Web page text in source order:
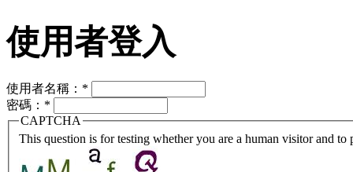
使用者登入
使用者名稱： *
密碼： *
CAPTCHA
This question is for testing whether you are a human visitor and to